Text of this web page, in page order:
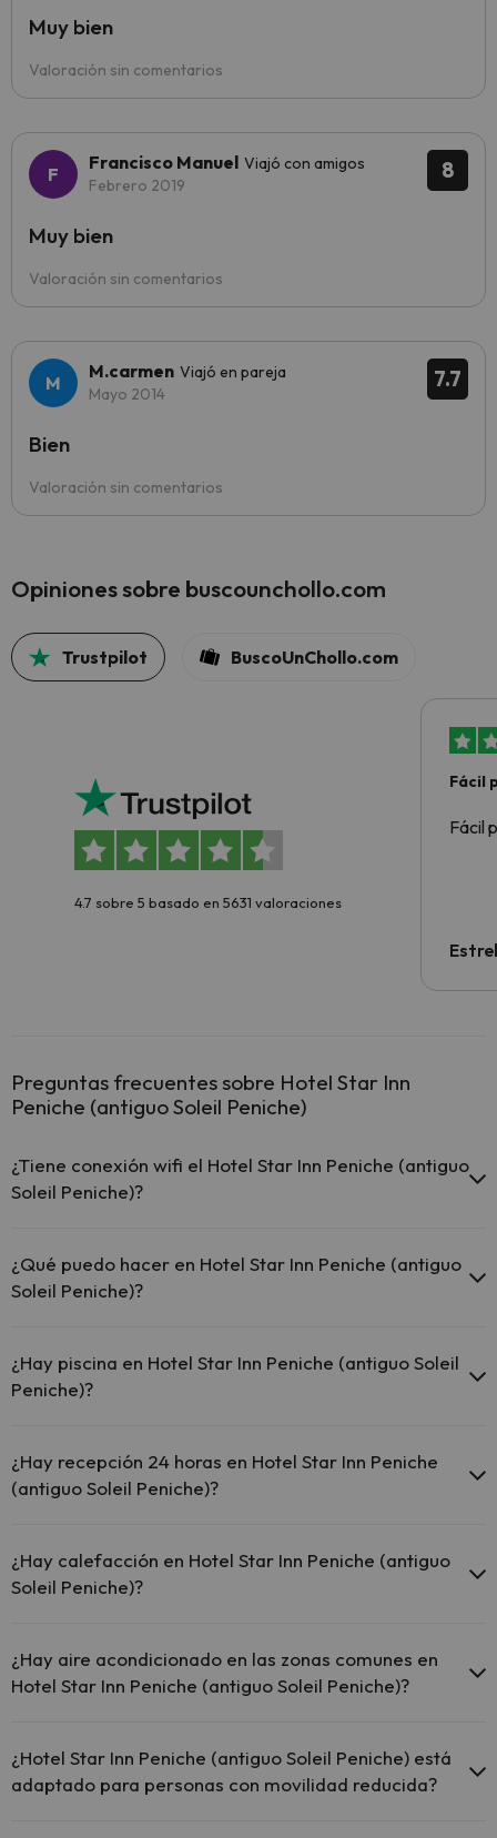
Valoración sin comentarios
Muy bien
8
Francisco Manuel Viajó con amigos
Febrero 2019
Valoración sin comentarios
Muy bien
7.7
M.carmen Viajó en pareja
Mayo 2014
Valoración sin comentarios
Bien
Opiniones sobre buscounchollo.com
Trustpilot BuscoUnChollo.com
4.7 sobre 5 basado en 5631 valoraciones
Fácil
Fácil
Preguntas frecuentes sobre Hotel Star Inn
Peniche (antiguo Soleil Peniche)
¿Tiene conexión wifi el Hotel Star Inn Peniche (antiguo
Soleil Peniche)?
¿Qué puedo hacer en Hotel Star Inn Peniche (antiguo
Soleil Peniche)?
siguientes actividades (algunas pueden ser de pago).
Masajista
¿Hay piscina en Hotel Star Inn Peniche (antiguo Soleil
Peniche)?
servicio puede ser de pago) Aquí tienes más info sobre la piscina y
otras instalaciones.
¿Hay recepción 24 horas en Hotel Star Inn Peniche
(antiguo Soleil Peniche)?
horas.
¿Hay calefacción en Hotel Star Inn Peniche (antiguo
Soleil Peniche)?
en las zonas comunes.
¿Hay aire acondicionado en las zonas comunes en
Hotel Star Inn Peniche (antiguo Soleil Peniche)?
acondicionado en las zonas comunes.
¿Hotel Star Inn Peniche (antiguo Soleil Peniche) está
adaptado para personas con movilidad reducida?